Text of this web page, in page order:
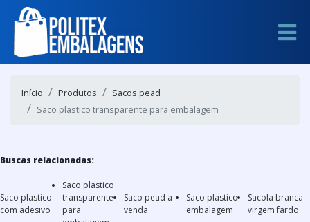
Início Produtos
Sacos pead
Saco plastico transparente para embalagem
Buscas relacionadas:
Saco plastico
com adesivo
Saco plastico
transparente
para
Saco pead a
venda
Saco plastico
embalagem
Sacola branca
virgem fardo